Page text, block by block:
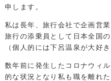
申します。
私は長年、旅行会社で企画営
旅行の添乗員として日本全国
（個人的には下呂温泉が大好き
数年前に発生したコロナウィ
的な状況となり私も職を離れ